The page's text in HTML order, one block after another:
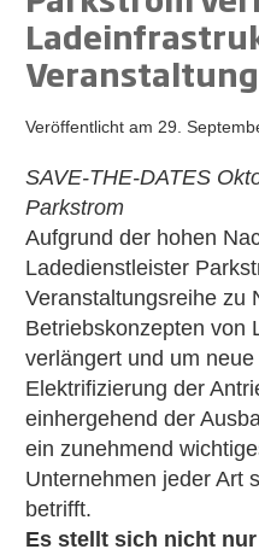
Veröffentlicht am 29.
SAVE-THE-DATES
Parkstrom
Aufgrund der hohen
Ladedienstleister
Veranstaltungsreihe zu
Betriebskonzepten von
verlängert und um
Elektrifizierung der
einhergehend der
ein zunehmend
Unternehmen jeder Art
betrifft.
Es stellt sich nicht